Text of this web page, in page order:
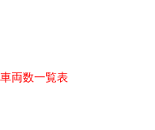
両数一覧表